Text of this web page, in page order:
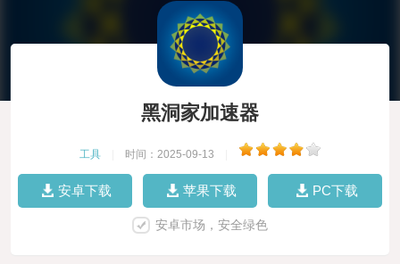
黑洞家加速器
工具 时间：2025-09-13
安卓下载 苹果下载 PC下载
安卓市场，安全绿色